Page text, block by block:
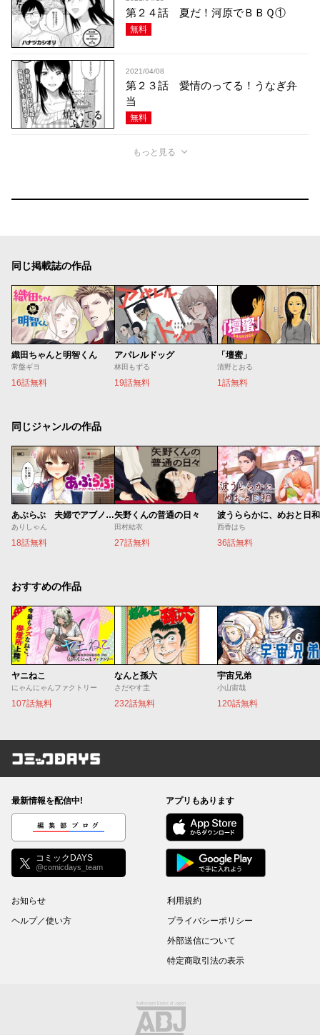
第２４話 夏だ！河原でＢＢＱ①
無料
2021/04/08
第２３話 愛情のってる！うなぎ弁
当
無料
もっと見る
同じ掲載誌の作品
織田ちゃんと明智くん
常盤ギヨ
16話無料
アパレルドッグ
林田もずる
19話無料
「壇蜜」
清野とおる
1話無料
同じジャンルの作品
あぶらぶ 夫婦でアブノーマルなラブしませんか？
ありしゃん
18話無料
矢野くんの普通の日々
田村結衣
27話無料
波うららかに、めおと日和
西香はち
36話無料
おすすめの作品
ヤニねこ
にゃんにゃんファクトリー
107話無料
なんと孫六
さだやす圭
232話無料
宇宙兄弟
小山宙哉
120話無料
コミックDAYS
最新情報を配信中!
編集部ブログ
コミックDAYS
@comicdays_team
アプリもあります
お知らせ
ヘルプ／使い方
利用規約
プライバシーポリシー
外部送信について
特定商取引法の表示